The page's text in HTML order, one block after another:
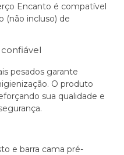
Encanto é compatível
(não incluso) de
pesados garante
O produto
sua qualidade e
e barra cama pré-